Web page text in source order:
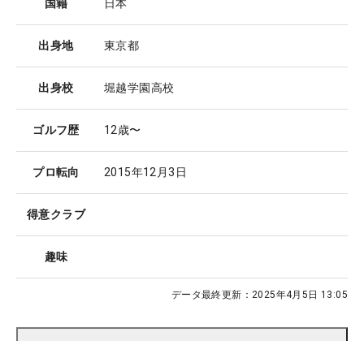
国籍 日本
出身地 東京都
出身校 堀越学園高校
ゴルフ歴 12歳〜
プロ転向 2015年12月3日
得意クラブ
趣味
データ最終更新： 2025年4月5日 13:05